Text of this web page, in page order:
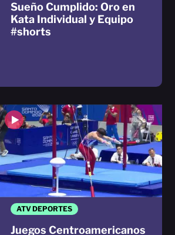
Sueño Cumplido: Oro en
Kata Individual y Equipo
#shorts
ATV DEPORTES
Juegos Centroamericanos